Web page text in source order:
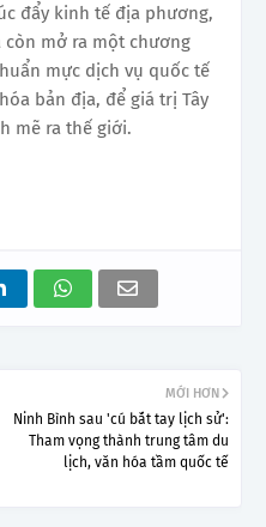
đẩy kinh tế địa phương,
mở ra một chương
mực dịch vụ quốc tế
bản địa, để giá trị Tây
mẽ ra thế giới.
MỚI HƠN
Ninh Bình sau 'cú bắt tay lịch sử':
Tham vọng thành trung tâm du
lịch, văn hóa tầm quốc tế